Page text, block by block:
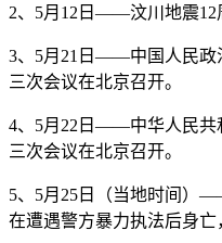
2、5月12日——汶川地震12
3、5月21日——中国人民政
三次会议在北京召开。
4、5月22日——中华人民共
三次会议在北京召开。
5、5月25日（当地时间）
在遭遇警方暴力执法后身亡